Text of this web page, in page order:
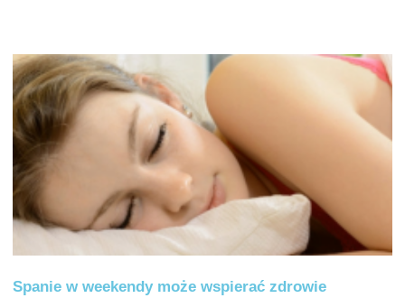
Spanie w weekendy może wspierać zdrowie